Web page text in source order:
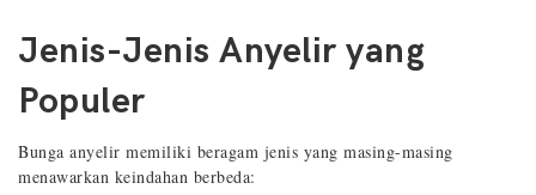
Jenis-Jenis Anyelir yang
Populer
Bunga anyelir memiliki beragam jenis yang masing-masing
menawarkan keindahan berbeda: